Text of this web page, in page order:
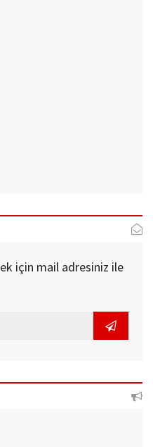
için mail adresiniz ile